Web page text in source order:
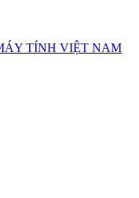
TÍNH VIỆT NAM